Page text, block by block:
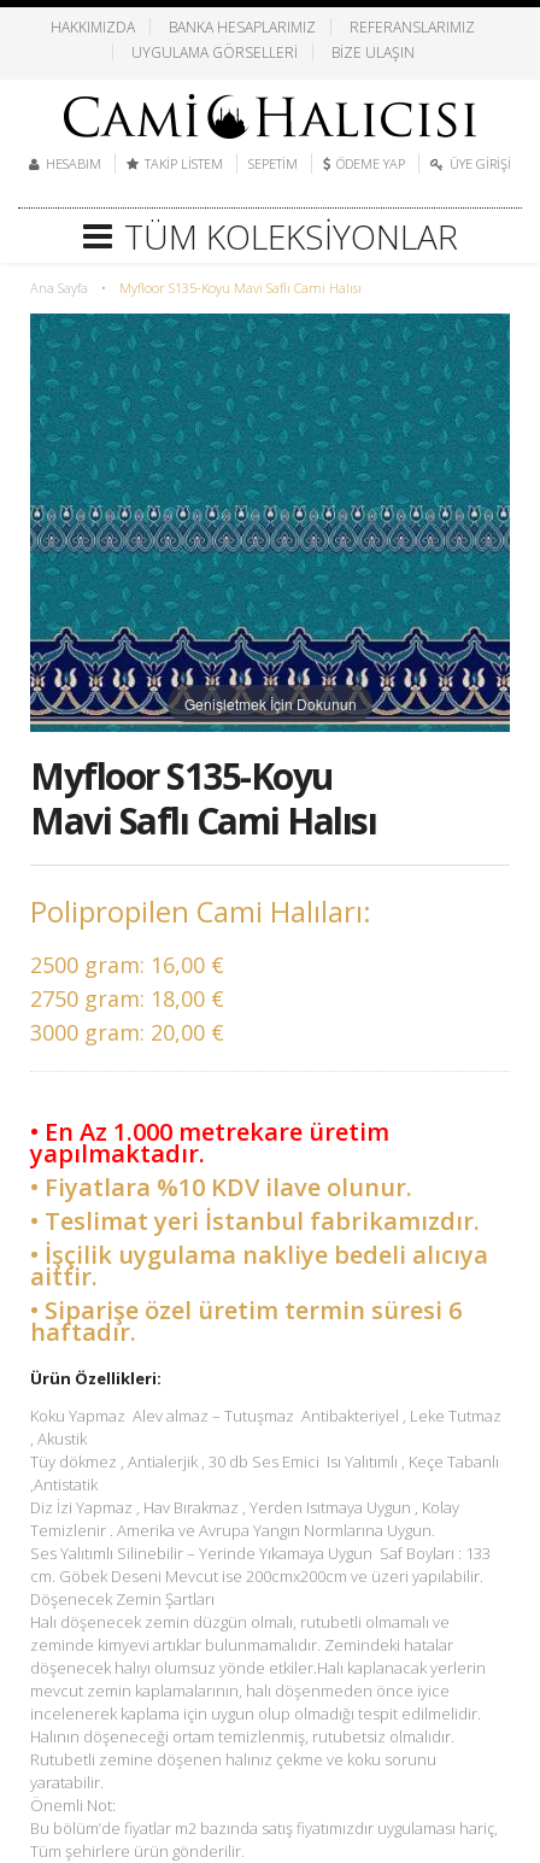
HAKKIMIZDA BANKA HESAPLARIMIZ
REFERANSLARIMIZ
UYGULAMA GÖRSELLERI
BIZE ULAŞIN
HESABIM TAKIP LISTEM SEPETIM ÖDEME YAP ÜYE GIRIŞI
TÜM KOLEKSIYONLAR
Ana Sayfa • Myfloor S135-Koyu Mavi Saflı Cami Halısı
Genişletmek İçin Dokunun
Myfloor S135-Koyu
Mavi Saflı Cami Halısı
Polipropilen Cami Halıları:
2500 gram: 16,00 €
2750 gram: 18,00 €
3000 gram: 20,00 €
• En Az 1.000 metrekare üretim
yapılmaktadır.
• Fiyatlara %10 KDV ilave olunur.
• Teslimat yeri İstanbul fabrikamızdır.
• İşçilik uygulama nakliye bedeli alıcıya
aittir.
• Siparişe özel üretim termin süresi 6
haftadır.
Ürün Özellikleri:
Koku Yapmaz Alev almaz – Tutuşmaz Antibakteriyel , Leke Tutmaz
, Akustik
Tüy dökmez , Antialerjik , 30 db Ses Emici Isı Yalıtımlı , Keçe Tabanlı
,Antistatik
Diz İzi Yapmaz , Hav Bırakmaz , Yerden Isıtmaya Uygun , Kolay
Temizlenir . Amerika ve Avrupa Yangın Normlarına Uygun.
Ses Yalıtımlı Silinebilir – Yerinde Yıkamaya Uygun Saf Boyları : 133
cm. Göbek Deseni Mevcut ise 200cmx200cm ve üzeri yapılabilir.
Döşenecek Zemin Şartları
Halı döşenecek zemin düzgün olmalı, rutubetli olmamalı ve
zeminde kimyevi artıklar bulunmamalıdır. Zemindeki hatalar
döşenecek halıyı olumsuz yönde etkiler.Halı kaplanacak yerlerin
mevcut zemin kaplamalarının, halı döşenmeden önce iyice
incelenerek kaplama için uygun olup olmadığı tespit edilmelidir.
Halının döşeneceği ortam temizlenmiş, rutubetsiz olmalıdır.
Rutubetli zemine döşenen halınız çekme ve koku sorunu
yaratabilir.
Önemli Not:
Bu bölüm’de fiyatlar m2 bazında satış fiyatımızdır uygulaması hariç,
Tüm şehirlere ürün gönderilir.